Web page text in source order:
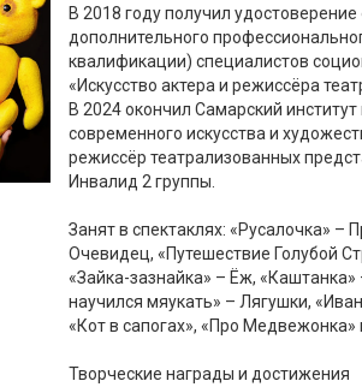
В 2018 году получил
дополнительного
квалификации) специалистов
«Искусство актера и режиссёра
В 2024 окончил Самарский
современного искусства и
режиссёр театрализованных
Инвалид 2 группы.
Занят в спектаклях: «Русалочка»
Очевидец, «Путешествие Голубой
«Зайка-зазнайка» – Ёж,
научился мяукать» – Лягушки,
«Кот в сапогах», «Про Медвежонка»
Творческие награды и достижения